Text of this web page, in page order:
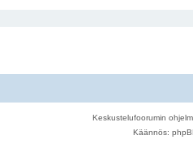
Keskustelufoorumin
Käännös: